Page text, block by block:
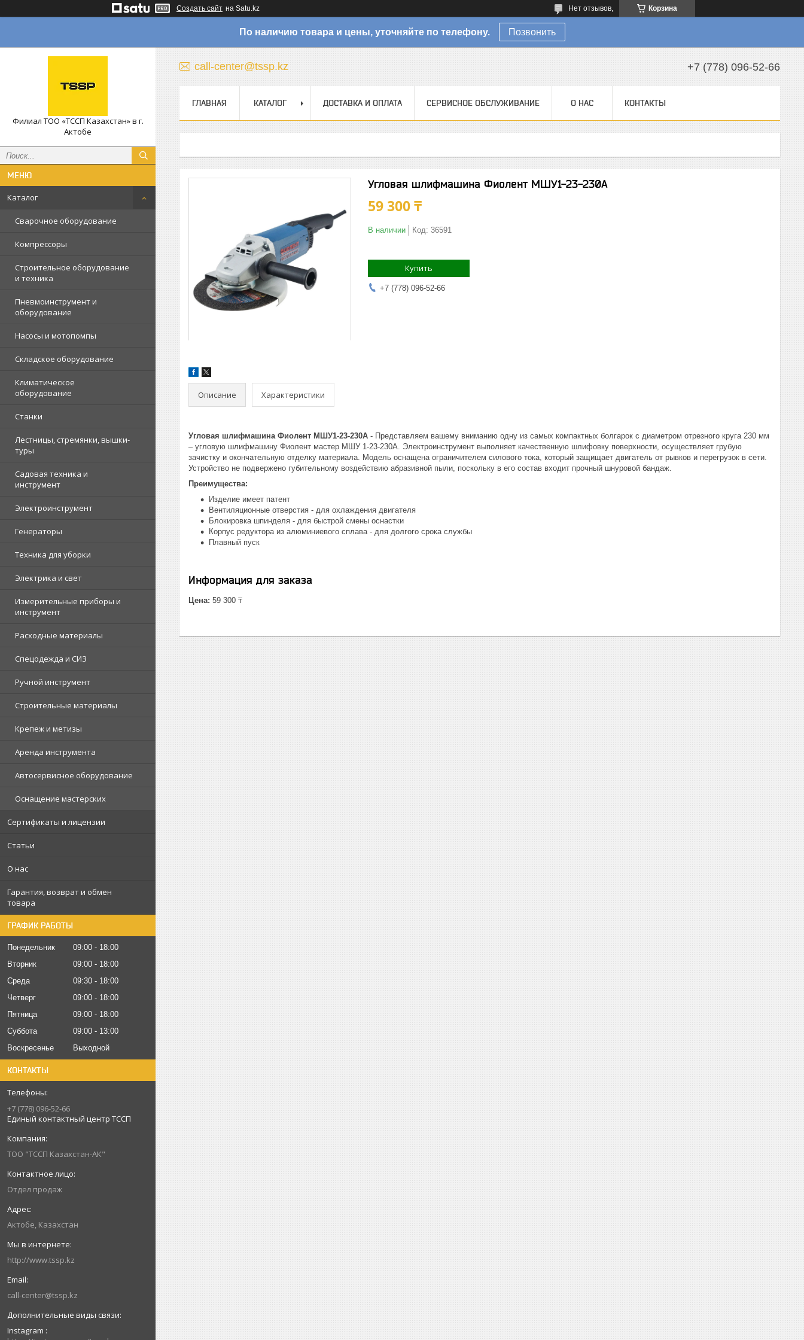
Создать сайт на Satu.kz Корзина
Нет отзывов,
По наличию товара и цены, уточняйте по телефону. Позвонить
Филиал ТОО «ТССП Казахстан» в г.
Актобе
Каталог
Сварочное оборудование
Компрессоры
Строительное оборудование
и техника
Пневмоинструмент и
оборудование
Насосы и мотопомпы
Складское оборудование
Климатическое
оборудование
Станки
Лестницы, стремянки, вышки-
туры
Садовая техника и
инструмент
Электроинструмент
Генераторы
Техника для уборки
Электрика и свет
Измерительные приборы и
инструмент
Расходные материалы
Спецодежда и СИЗ
Ручной инструмент
Строительные материалы
Крепеж и метизы
Аренда инструмента
Автосервисное оборудование
Оснащение мастерских
Сертификаты и лицензии
Статьи
О нас
Гарантия, возврат и обмен
товара
ГРАФИК РАБОТЫ
Понедельник 09:00
18:00
Вторник
09:00
18:00
Среда
09:30
18:00
Четверг
09:00
18:00
Пятница
09:00
18:00
Суббота
09:00
13:00
Воскресенье
Выходной
КОНТАКТЫ
+7 (778) 096-52-66
Единый контактный центр ТССП
ТОО "ТССП Казахстан-АК"
Отдел продаж
Актобе, Казахстан
http://www.tssp.kz
call-center@tssp.kz
Instagram
call-center@tssp.kz +7 (778) 096-52-66
ГЛАВНАЯ КАТАЛОГ ДОСТАВКА И ОПЛАТА СЕРВИСНОЕ ОБСЛУЖИВАНИЕ О НАС КОНТАКТЫ
Угловая шлифмашина Фиолент МШУ1-23-230A
59 300 ₸
В наличии Код: 36591
Купить
+7 (778) 096-52-66
Описание Характеристики
Угловая шлифмашина Фиолент МШУ1-23-230A - Представляем вашему вниманию одну из самых компактных болгарок с диаметром отрезного круга 230 мм
– угловую шлифмашину Фиолент мастер МШУ 1-23-230А. Электроинструмент выполняет качественную шлифовку поверхности, осуществляет грубую
зачистку и окончательную отделку материала. Модель оснащена ограничителем силового тока, который защищает двигатель от рывков и перегрузок в сети.
Устройство не подвержено губительному воздействию абразивной пыли, поскольку в его состав входит прочный шнуровой бандаж.
Преимущества:
Изделие имеет патент
Вентиляционные отверстия - для охлаждения двигателя
Блокировка шпинделя - для быстрой смены оснастки
Корпус редуктора из алюминиевого сплава - для долгого срока службы
Плавный пуск
Информация для заказа
Цена: 59 300 ₸